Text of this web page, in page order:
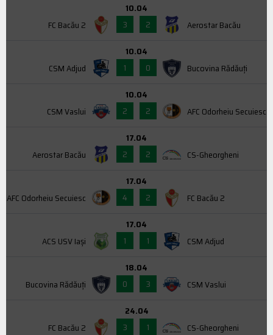
FC Bacău 2
10.04
3
2 Aerostar Bacău
CSM Adjud
10.04
1
0 Bucovina Rădăuți
CSM Vaslui
10.04
2
2 AFC Odorheiu Secuiesc
Aerostar Bacău
17.04
2
2 CS-Gheorgheni
AFC Odorheiu Secuiesc
17.04
4
2 FC Bacău 2
ACS USV Iaşi
17.04
1
1 CSM Adjud
Bucovina Rădăuți
18.04
0
3 CSM Vaslui
FC Bacău 2
24.04
3
1 CS-Gheorgheni